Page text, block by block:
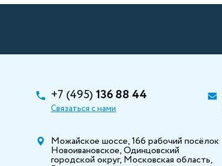
+7 (495) 136 88 44
Связаться с нами
Можайское шоссе, 166 рабочий посёлок
Новоивановское, Одинцовский
городской округ, Московская область,